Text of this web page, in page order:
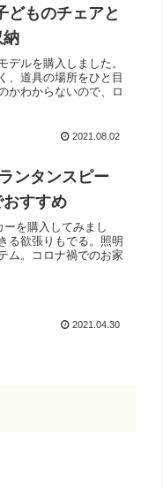
どものチェアと
納
デルを購入しました。
、道具の場所をひと目
かわからないので、ロ
2021.08.02
ンタンスピー
おすすめ
を購入してみまし
る欲張りもでる。照明
ム。コロナ禍でのお家
2021.04.30